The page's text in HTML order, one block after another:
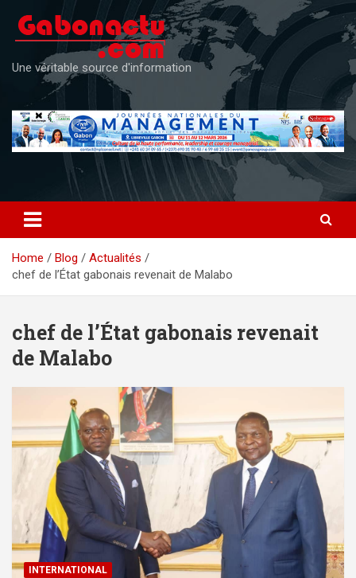
content
Une véritable source d'information
Home Blog
Actualités
chef de l’État gabonais revenait de Malabo
chef de l’État gabonais revenait
de Malabo
INTERNATIONAL